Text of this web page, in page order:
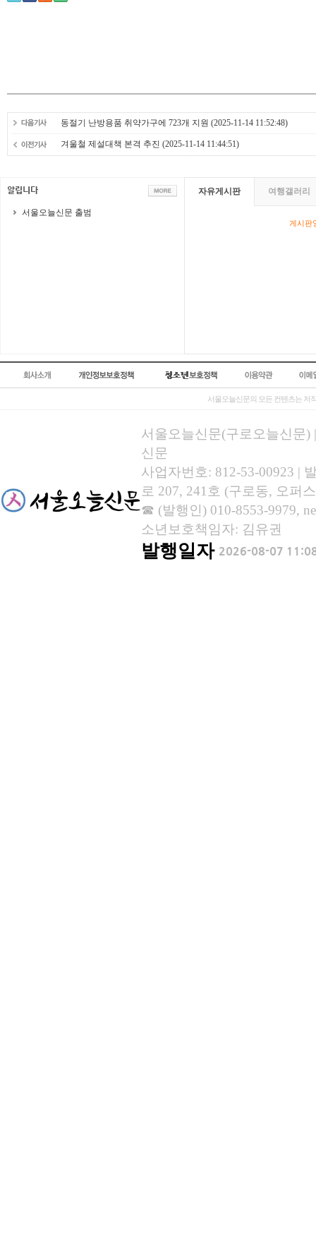
동절기 난방용품 취약가구에 723개 지원 (2025-11-14 11:52:48)
겨울철 제설대책 본격 추진 (2025-11-14 11:44:51)
서울오늘신문 출범
자유게시판 여행갤러리
게시판
서울오늘신문의 모든 컨텐츠는 저
서울오늘신문(구로오늘신문)
신문
사업자번호: 812-53-00923 |
로 207, 241호 (구로동, 오퍼
☎ (발행인) 010-8553-9979,
소년보호책임자: 김유권
발행일자